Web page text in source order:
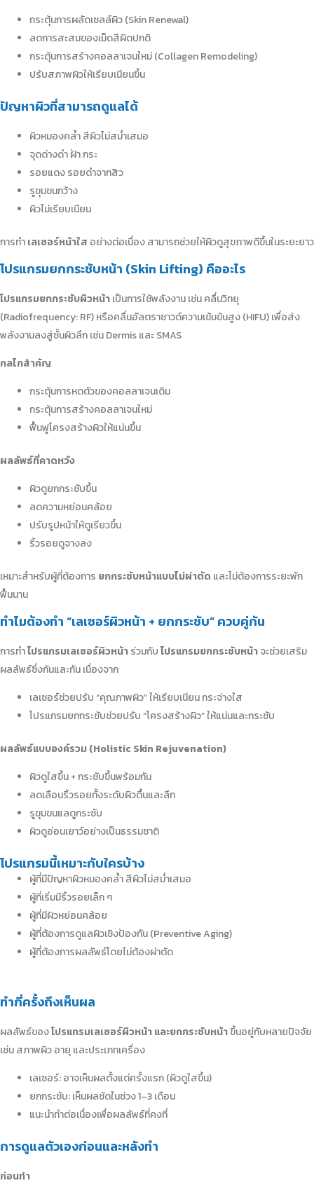
กระตุ้นการผลัดเซลล์ผิว (Skin Renewal)
ลดการสะสมของเม็ดสีผิดปกติ
กระตุ้นการสร้างคอลลาเจนใหม่ (Collagen Remodeling)
ปรับสภาพผิวให้เรียบเนียนขึ้น
ปัญหาผิวที่สามารถดูแลได้
ผิวหมองคล้ำ สีผิวไม่สม่ำเสมอ
จุดด่างดำ ฝ้า กระ
รอยแดง รอยดำจากสิว
รูขุมขนกว้าง
ผิวไม่เรียบเนียน
การทำเลเซอร์หน้าใส อย่างต่อเนื่อง สามารถช่วยให้ผิวดูสุขภาพดีขึ้นในระยะยาว
โปรแกรมยกกระชับหน้า (Skin Lifting) คืออะไร
โปรแกรมยกกระชับผิวหน้าเป็นการใช้พลังงาน เช่น คลื่นวิทยุ
(Radiofrequency: RF) หรือคลื่นอัลตราซาวด์ความเข้มข้นสูง (HIFU) เพื่อส่ง
พลังงานลงสู่ชั้นผิวลึก เช่น Dermis และ SMAS
กลไกสำคัญ
กระตุ้นการหดตัวของคอลลาเจนเดิม
กระตุ้นการสร้างคอลลาเจนใหม่
ฟื้นฟูโครงสร้างผิวให้แน่นขึ้น
ผลลัพธ์ที่คาดหวัง
ผิวดูยกกระชับขึ้น
ลดความหย่อนคล้อย
ปรับรูปหน้าให้ดูเรียวขึ้น
ริ้วรอยดูจางลง
เหมาะสำหรับผู้ที่ต้องการ ยกกระชับหน้าแบบไม่ผ่าตัด และไม่ต้องการระยะพัก
ฟื้นนาน
ทำไมต้องทำ “เลเซอร์ผิวหน้า + ยกกระชับ” ควบคู่กัน
การทำโปรแกรมเลเซอร์ผิวหน้าร่วมกับโปรแกรมยกกระชับหน้าจะช่วยเสริม
ผลลัพธ์ซึ่งกันและกัน เนื่องจาก
เลเซอร์ช่วยปรับ “คุณภาพผิว” ให้เรียบเนียน กระจ่างใส
โปรแกรมยกกระชับช่วยปรับ “โครงสร้างผิว” ให้แน่นและกระชับ
ผลลัพธ์แบบองค์รวม (Holistic Skin Rejuvenation)
ผิวดูใสขึ้น + กระชับขึ้นพร้อมกัน
ลดเลือนริ้วรอยทั้งระดับผิวตื้นและลึก
รูขุมขนแลดูกระชับ
ผิวดูอ่อนเยาว์อย่างเป็นธรรมชาติ
โปรแกรมนี้เหมาะกับใครบ้าง
ผู้ที่มีปัญหาผิวหมองคล้ำ สีผิวไม่สม่ำเสมอ
ผู้ที่เริ่มมีริ้วรอยเล็ก ๆ
ผู้ที่มีผิวหย่อนคล้อย
ผู้ที่ต้องการดูแลผิวเชิงป้องกัน (Preventive Aging)
ผู้ที่ต้องการผลลัพธ์โดยไม่ต้องผ่าตัด
ทำกี่ครั้งถึงเห็นผล
ผลลัพธ์ของโปรแกรมเลเซอร์ผิวหน้า และยกกระชับหน้าขึ้นอยู่กับหลายปัจจัย
เช่น สภาพผิว อายุ และประเภทเครื่อง
เลเซอร์: อาจเห็นผลตั้งแต่ครั้งแรก (ผิวดูใสขึ้น)
ยกกระชับ: เห็นผลชัดในช่วง 1–3 เดือน
แนะนำทำต่อเนื่องเพื่อผลลัพธ์ที่คงที่
การดูแลตัวเองก่อนและหลังทำ
ก่อนทำ